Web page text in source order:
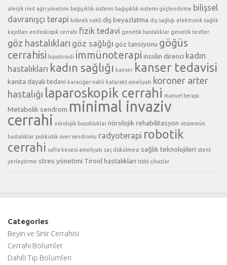
alerjik rinit ağrı yönetimi bağışıklık sistemi bağışıklık sistemi güçlendirme bilişsel
davranışçı terapi böbrek nakli diş beyazlatma diş sağlığı elektronik sağlık
kayıtları endoskopik cerrahi fizik tedavi genetik hastalıklar genetik testler
göz hastalıkları göz sağlığı göz tansiyonu göğüs
cerrahisi hipotiroidi immünoterapi insülin direnci kadın
hastalıkları kadın sağlığı kanser kanser tedavisi
kanıta dayalı tedavi karaciğer nakli katarakt ameliyatı koroner arter
hastalığı laparoskopik cerrahi manuel terapi
Metabolik sendrom minimal invaziv
cerrahi nörolojik bozukluklar nörolojik rehabilitasyon otoimmün
hastalıklar polikistik over sendromu radyoterapi robotik
cerrahi safra kesesi ameliyatı saç dökülmesi sağlık teknolojileri stent
yerleştirme stres yönetimi Tiroid hastalıkları tıbbi cihazlar
Categories
Beyin ve Sinir Cerrahisi
Cerrahi Bölümler
Dahili Tıp Bölümleri